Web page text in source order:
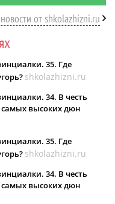
от shkolazhizni.ru
35. Где
shkolazhizni.ru
34. В честь
высоких дюн
35. Где
shkolazhizni.ru
34. В честь
высоких дюн